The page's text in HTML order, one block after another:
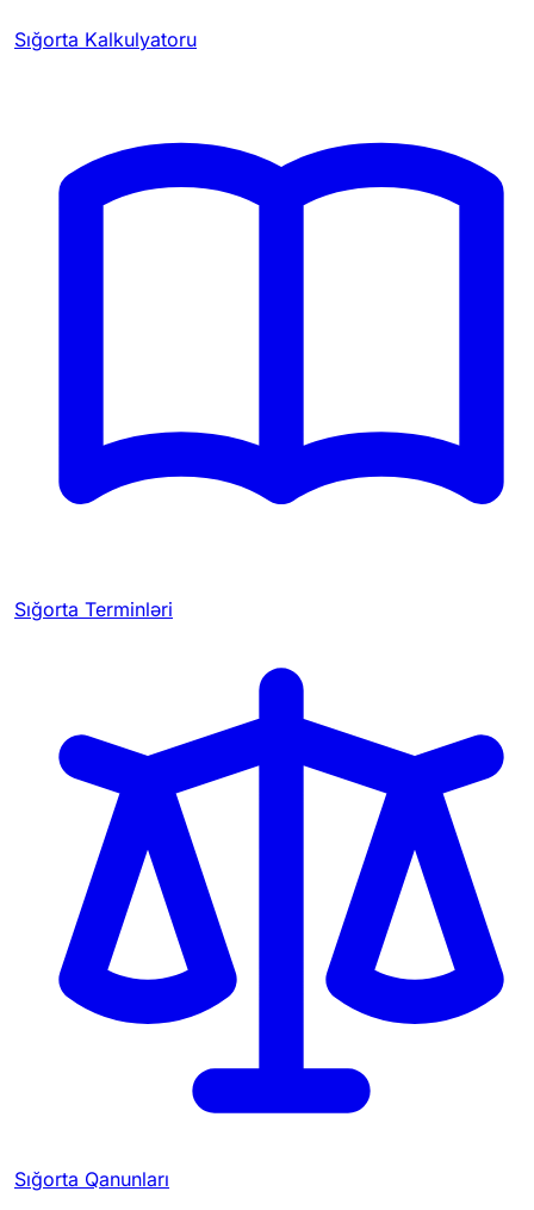
Sığorta Kalkulyatoru
Sığorta Terminləri
Sığorta Qanunları